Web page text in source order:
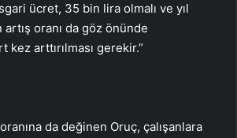
ücret, 35 bin lira olmalı ve yıl
oranı da göz önünde
arttırılması gerekir.”
da değinen Oruç, çalışanlara